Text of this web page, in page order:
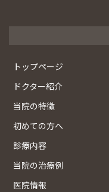
トップページ
ドクター紹介
当院の特徴
初めての方へ
診療内容
当院の治療例
医院情報